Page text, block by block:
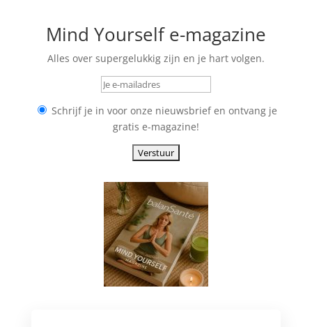
Mind Yourself e-magazine
Alles over supergelukkig zijn en je hart volgen.
Schrijf je in voor onze nieuwsbrief en ontvang je
gratis e-magazine!